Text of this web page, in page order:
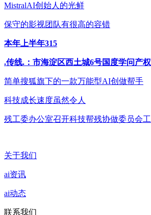
MistralAI创始人的光鲜
保守的影视团队有很高的容错
本年上半年315
.传线.：市海淀区西土城6号国度学问产权
简单搜狐旗下的一款万能型AI创做帮手
科技成长速度虽然令人
残工委办公室召开科技帮残协做委员会工
关于我们
ai资讯
ai动态
联系我们